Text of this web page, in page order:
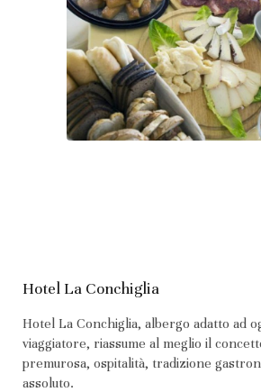
Hotel La Conchiglia
Hotel La Conchiglia, albergo adatto ad
viaggiatore, riassume al meglio il
premurosa, ospitalità, tradizione
assoluto.